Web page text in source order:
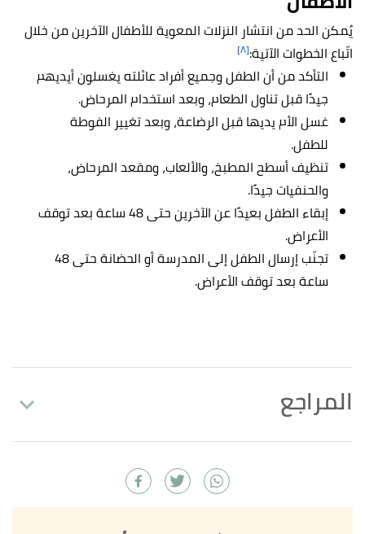
يُمكن الحد من انتشار النزلات المعوية للأطفال الآخرين من خلال
اتّباع الخطوات الآتية:[٨]
التأكد من أن الطفل وجميع أفراد عائلته يغسلون أيديهم
جيدًا قبل تناول الطعام، وبعد استخدام المرحاض.
غسل الأم يديها قبل الرضاعة، وبعد تغيير الفوطة
للطفل.
تنظيف أسطح المطبخ، والألعاب، ومقعد المرحاض،
والحنفيات جيدًا.
إبقاء الطفل بعيدًا عن الآخرين حتى 48 ساعة بعد توقف
الأعراض.
تجنّب إرسال الطفل إلى المدرسة أو الحضانة حتى 48
ساعة بعد توقف الأعراض.
المراجع
Retrieved 17/12/2021. Edited.
^أبت"Gastroenteritis (Stomach Flu)"
,kidshealth,